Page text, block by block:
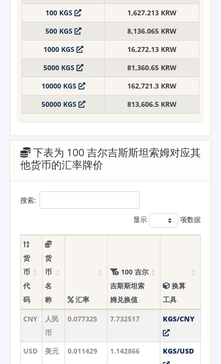
100 KGS
1,627.213 KRW
500 KGS
8,136.065 KRW
1000 KGS
16,272.13 KRW
5000 KGS
81,360.65 KRW
10000 KGS
162,721.3 KRW
50000 KGS
813,606.5 KRW
下表为 100 吉尔吉斯斯坦索姆对应其
他货币的汇率牌价
搜索:
显示 项数据
货
币
代
码
货
币
名
称
汇率
100 吉尔
吉斯斯坦索
姆兑换值
换算
工具
CNY
人民
币
0.077325 7.732517 KGS/CNY
USD 美元 0.011429 1.142866 KGS/USD